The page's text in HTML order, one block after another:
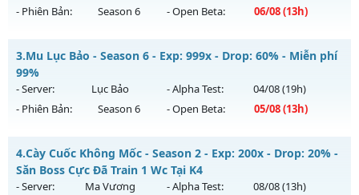
Exp: 150x - Drop: 10%
Thể loại: Mu Nguyên bản Webzen
Antihack: IGMU.DEV
- Phiên Bản:
Season 6 - Open Beta: 06/08(13h)
Mu Băng Tuyết - Mu Dễ Chơi, Full Custom New 2026
Mu mới ra tháng 08 2026 - Mở máy chủ
06/08/2626
Exp: 9998x - Drop: 90%
Thể loại: Mu Custom thêm đồ mới
Antihack: Dragon
3.Mu Lục Bảo - Season 6 - Exp: 999x - Drop: 60% - Miễn phí
99%
- Server: Lục Bảo - Alpha Test: 04/08(19h)
- Phiên Bản:
Season 6 - Open Beta: 05/08(13h)
Mu Lục Bảo - Miễn phí 99%
Mu mới ra tháng 08 2026 - Mở máy chủ
ngày 05/08/2626
4.Cày Cuốc Không Mốc - Season 2 - Exp: 200x - Drop: 20% -
Săn Boss Cực Đã Train 1 Wc Tại K4
- Server: Ma Vương - Alpha Test: 08/08(13h)